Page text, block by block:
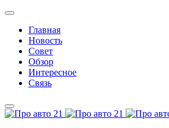
Главная
Новость
Совет
Обзор
Интересное
Связь